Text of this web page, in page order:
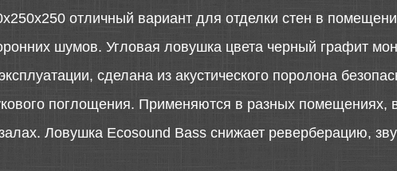
отличный вариант для отделки стен в
шумов. Угловая ловушка цвета черный графит
сделана из акустического поролона
поглощения. Применяются в разных помещениях, в
Ловушка Ecosound Bass снижает реверберацию,